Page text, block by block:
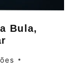
Bula,